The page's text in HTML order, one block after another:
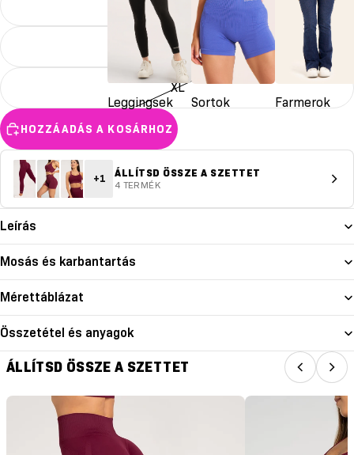
Leggingsek Sortok Farmerok
L
XL
HOZZÁADÁS A KOSÁRHOZ
+1 ÁLLÍTSD ÖSSZE A SZETTET
4 TERMÉK
Leírás
Mosás és karbantartás
Mérettáblázat
Összetétel és anyagok
ÁLLÍTSD ÖSSZE A SZETTET